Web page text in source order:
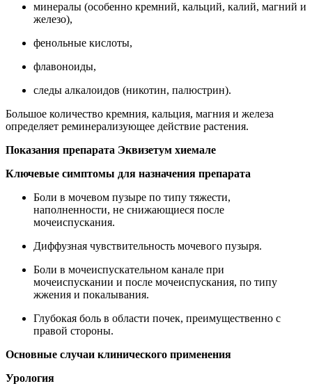
минералы (особенно кремний, кальций, калий, магний и
железо),
фенольные кислоты,
флавоноиды,
следы алкалоидов (никотин, палюстрин).
Большое количество кремния, кальция, магния и железа
определяет реминерализующее действие растения.
Показания препарата Эквизетум хиемале
Ключевые симптомы для назначения препарата
Боли в мочевом пузыре по типу тяжести,
наполненности, не снижающиеся после
мочеиспускания.
Диффузная чувствительность мочевого пузыря.
Боли в мочеиспускательном канале при
мочеиспускании и после мочеиспускания, по типу
жжения и покалывания.
Глубокая боль в области почек, преимущественно с
правой стороны.
Основные случаи клинического применения
Урология